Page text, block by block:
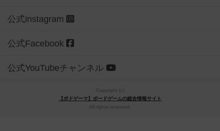
公式instagram
公式Facebook
公式YouTubeチャンネル
Copyright (c)
【ボドゲーマ】ボードゲームの総合情報サイト
All rights reserved.